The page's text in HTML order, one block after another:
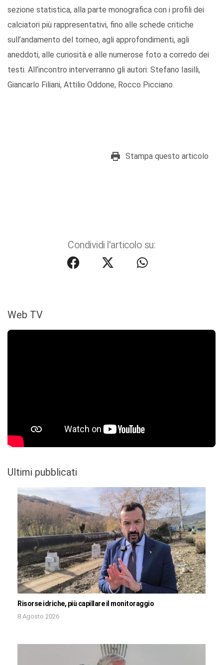
sezione statistica, alla parte monografica con i profili dei
calciatori più rappresentativi, fino alle schede critiche
sull’andamento del torneo, agli approfondimenti, agli
aneddoti, alle curiosità e alle numerose foto a corredo dei
testi. All’incontro interverranno gli autori: Stefano Iasilli,​
Giancarlo Filiani, Attilio Oddone, Rocco Picciano.
Stampa questo articolo
Condividi l'articolo su:
Web TV
Ultimi pubblicati
Risorse idriche, più capillare il monitoraggio
8 Agosto 2026